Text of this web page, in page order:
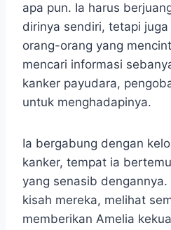
apa pun. Ia harus
dirinya sendiri, tetapi
orang-orang yang
mencari informasi
kanker payudara,
untuk menghadapinya.
Ia bergabung dengan
kanker, tempat ia
yang senasib
kisah mereka, melihat
memberikan Amelia